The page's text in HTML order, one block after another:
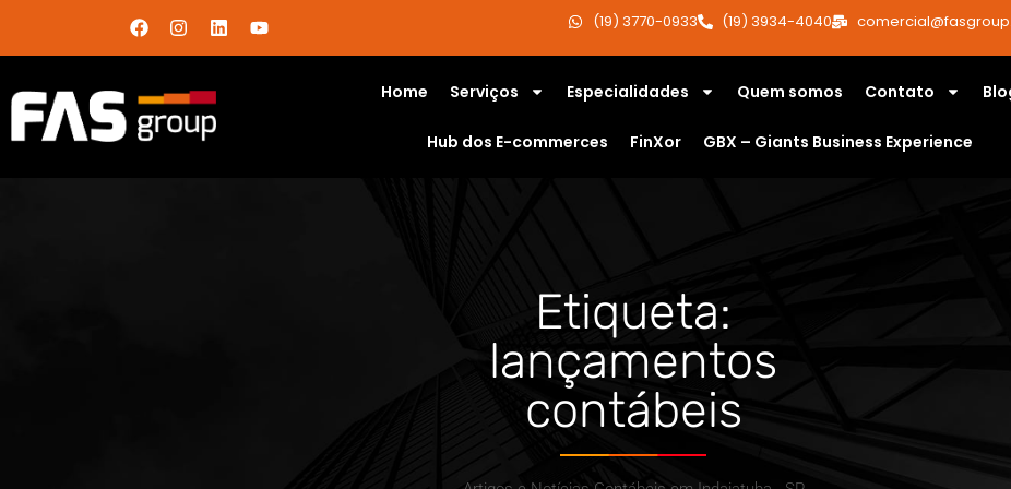
(19) 3770-0933 (19) 3934-4040
Home Serviços Especialidades Quem somos Contato
Hub dos E-commerces FinXor GBX – Giants Business Experience
Etiqueta:
lançamentos
contábeis